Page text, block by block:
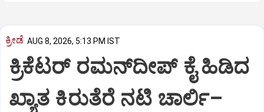
ಕ್ರೀಡೆ AUG 8, 2026, 5:13 PM IST
ಕ್ರಿಕೆಟರ್‌ ರಮನ್‌ದೀಪ್‌ ಕೈ ಹಿಡಿದ
ಖ್ಯಾತ ಕಿರುತೆರೆ ನಟಿ ಚಾರ್ಲಿ–